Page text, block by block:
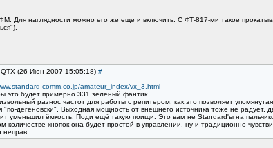
Для наглядности можно его же еще и включить. С ФТ-817-ми такое
(26 Июн 2007 15:05:18) #
comm.co.jp/amateur_index/vx_3.html
это будет примерно 331 зелёный фантик.
разнос частот для работы с репитером, как это позволяет
"по-дегеновски". Выходная мощность от внешнего источника тоже не
уменьшил ёмкость. Поди ещё такую поищи. Это вам не Standard'ы на
количестве кнопок она будет простой в управлении, ну и традиционно